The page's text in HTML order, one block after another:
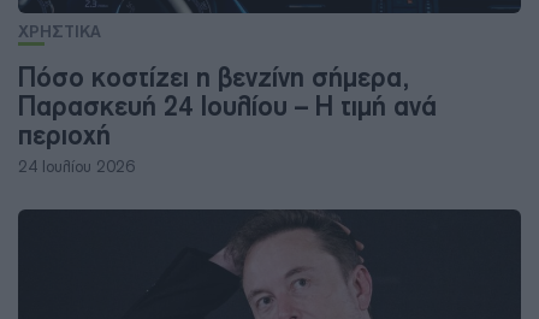
ΧΡΗΣΤΙΚΑ
Πόσο κοστίζει η βενζίνη σήμερα,
Παρασκευή 24 Ιουλίου – Η τιμή ανά
περιοχή
24 Ιουλίου 2026